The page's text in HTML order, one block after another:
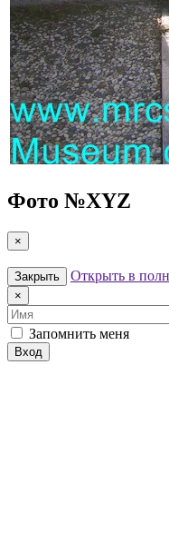
Фото №XYZ
×
Закрыть Открыть в
×
Имя
Запомнить меня
Вход